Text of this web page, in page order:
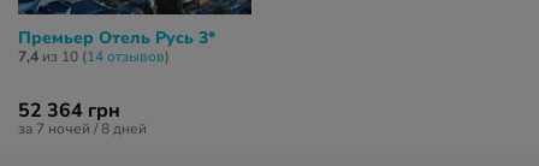
Премьер Отель Русь 3*
7,4 из 10 (14 отзывов)
52 364 грн
за 7 ночей / 8 дней